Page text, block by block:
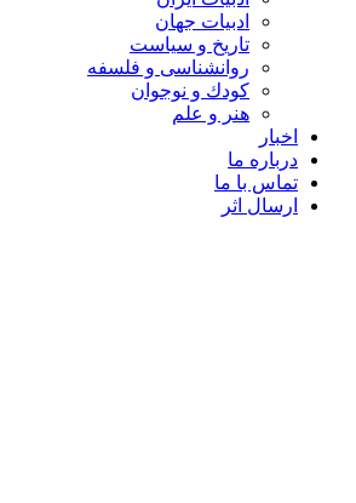
ادبیات جهان
تاریخ و سیاست
روانشناسی و فلسفه
کودك و نوجوان
هنر و علم
اخبار
درباره ما
تماس با ما
ارسال اثر